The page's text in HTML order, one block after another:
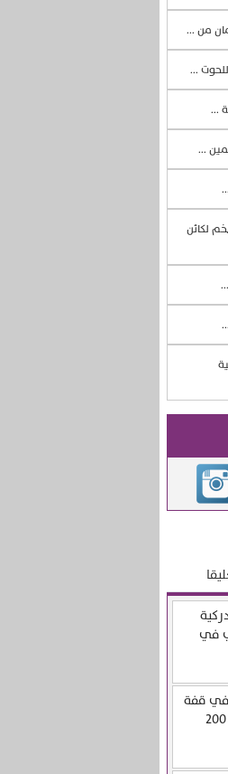
من ...
...
...
...
لكائن
في
قفة
لا تتعدى قيمتها 200